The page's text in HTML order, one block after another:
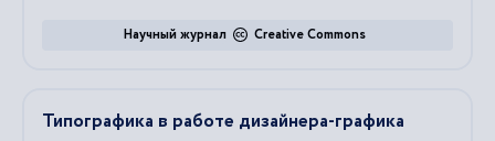
Creative Commons
Научный журнал
Типографика в работе дизайнера-графика